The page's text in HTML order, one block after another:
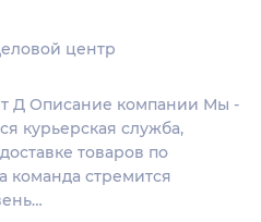
центр
Д Описание компании Мы -
курьерская служба,
товаров по
стремится